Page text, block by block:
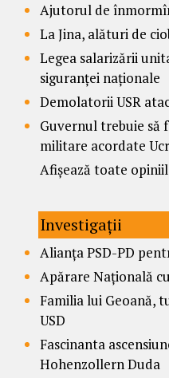
Ajutorul de
La Jina, alături de
Legea salarizării
siguranței naționale
Demolatorii USR
Guvernul trebuie să
militare acordate
Afișează toate
Investigații
Alianța PSD-PD
Apărare Națională
Familia lui Geoană,
USD
Fascinanta
Hohenzollern Duda